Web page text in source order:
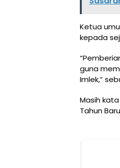
Ketua
kepada
guna
Imlek,”
Masih
Tahun